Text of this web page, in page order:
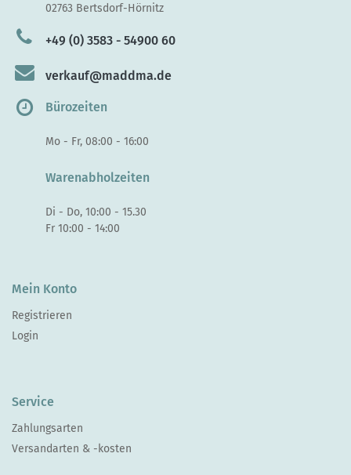
02763 Bertsdorf-Hörnitz
+49 (0) 3583 - 54900 60
verkauf@maddma.de
Bürozeiten
Mo - Fr, 08:00 - 16:00
Warenabholzeiten
Di - Do, 10:00 - 15.30
Fr 10:00 - 14:00
Mein Konto
Registrieren
Login
Service
Zahlungsarten
Versandarten & -kosten